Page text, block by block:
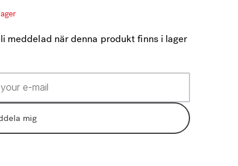
meddelad när denna produkt finns i lager
mig